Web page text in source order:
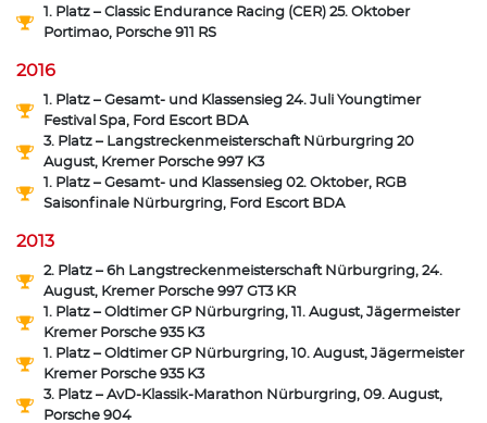
1. Platz – Classic Endurance Racing (CER) 25. Oktober
Portimao, Porsche 911 RS
2016
1. Platz – Gesamt- und Klassensieg 24. Juli Youngtimer
Festival Spa, Ford Escort BDA
3. Platz – Langstreckenmeisterschaft Nürburgring 20
August, Kremer Porsche 997 K3
1. Platz – Gesamt- und Klassensieg 02. Oktober, RGB
Saisonfinale Nürburgring, Ford Escort BDA
2013
2. Platz – 6h Langstreckenmeisterschaft Nürburgring, 24.
August, Kremer Porsche 997 GT3 KR
1. Platz – Oldtimer GP Nürburgring, 11. August, Jägermeister
Kremer Porsche 935 K3
1. Platz – Oldtimer GP Nürburgring, 10. August, Jägermeister
Kremer Porsche 935 K3
3. Platz – AvD-Klassik-Marathon Nürburgring, 09. August,
Porsche 904